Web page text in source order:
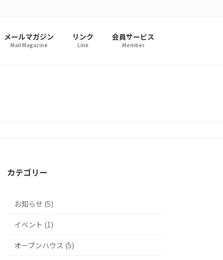
メールマガジン
Mail Magazine
リンク
Link
会員サービス
Member
カテゴリー
お知らせ (5)
イベント (1)
オープンハウス (5)